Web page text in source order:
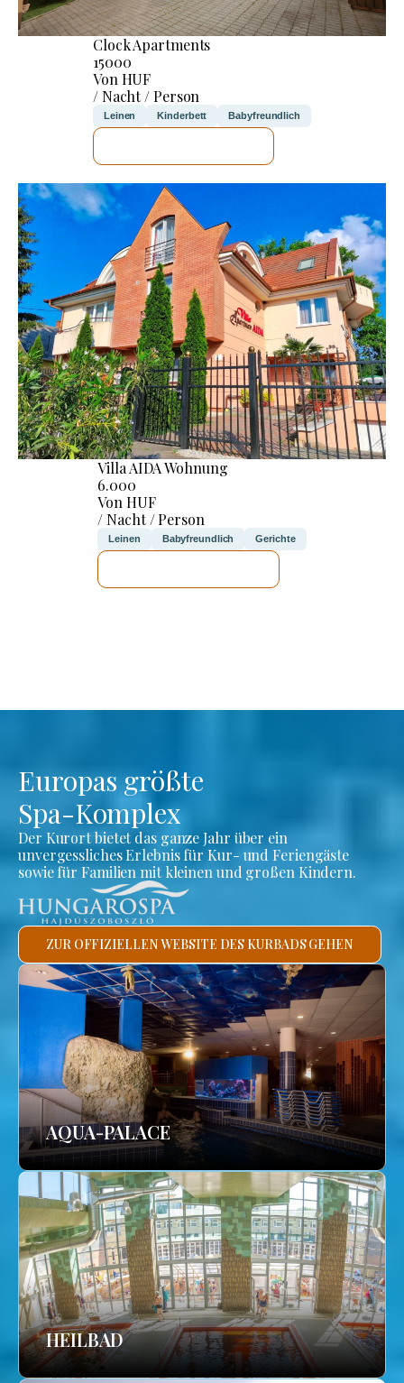
Clock Apartments
15000
Von HUF
/ Nacht / Person
Leinen Kinderbett Babyfreundlich
Villa AIDA Wohnung
6.000
Von HUF
/ Nacht / Person
Leinen Babyfreundlich Gerichte
Europas größte
Spa-Komplex
Der Kurort bietet das ganze Jahr über ein
unvergessliches Erlebnis für Kur- und Feriengäste
sowie für Familien mit kleinen und großen Kindern.
ZUR OFFIZIELLEN WEBSITE DES KURBADS GEHEN
AQUA-PALACE
HEILBAD